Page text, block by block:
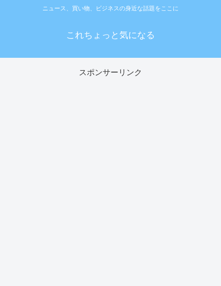
ニュース、買い物、ビジネスの身近な話題をここに
これちょっと気になる
スポンサーリンク